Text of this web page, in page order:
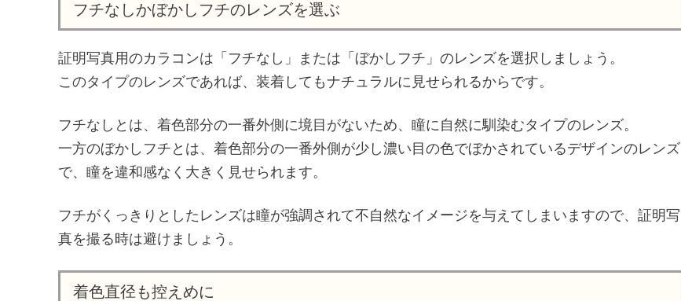
フチなしかぼかしフチのレンズを選ぶ
証明写真用のカラコンは「フチなし」または「ぼかしフチ」のレンズを選択しましょう。
このタイプのレンズであれば、装着してもナチュラルに見せられるからです。
フチなしとは、着色部分の一番外側に境目がないため、瞳に自然に馴染むタイプのレンズ。
一方のぼかしフチとは、着色部分の一番外側が少し濃い目の色でぼかされているデザインのレンズ
で、瞳を違和感なく大きく見せられます。
フチがくっきりとしたレンズは瞳が強調されて不自然なイメージを与えてしまいますので、証明写
真を撮る時は避けましょう。
着色直径も控えめに